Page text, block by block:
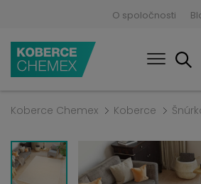
O spoločnosti
Koberce Chemex Koberce